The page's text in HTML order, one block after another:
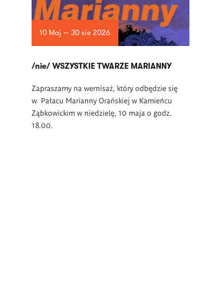
10 Maj — 30 sie 2026
/nie/ WSZYSTKIE TWARZE MARIANNY
Zapraszamy na wernisaż, który odbędzie się
w Pałacu Marianny Orańskiej w Kamieńcu
Ząbkowickim w niedzielę, 10 maja o godz.
18.00.